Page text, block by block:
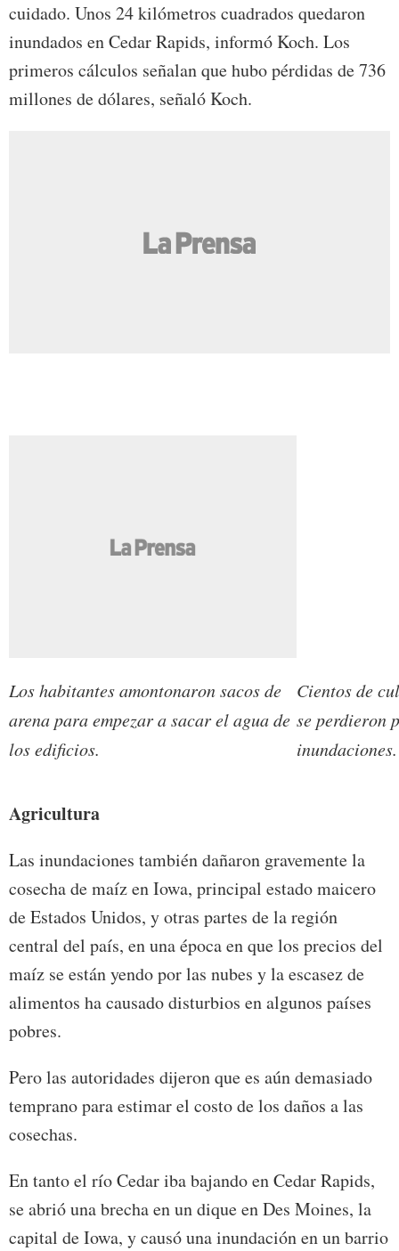
cuidado. Unos 24 kilómetros cuadrados quedaron
inundados en Cedar Rapids, informó Koch. Los
primeros cálculos señalan que hubo pérdidas de 736
millones de dólares, señaló Koch.
Los habitantes amontonaron sacos de
arena para empezar a sacar el agua de
los edificios.
Cientos de
se perdieron
inundaciones.
Agricultura
Las inundaciones también dañaron gravemente la
cosecha de maíz en Iowa, principal estado maicero
de Estados Unidos, y otras partes de la región
central del país, en una época en que los precios del
maíz se están yendo por las nubes y la escasez de
alimentos ha causado disturbios en algunos países
pobres.
Pero las autoridades dijeron que es aún demasiado
temprano para estimar el costo de los daños a las
cosechas.
En tanto el río Cedar iba bajando en Cedar Rapids,
se abrió una brecha en un dique en Des Moines, la
capital de Iowa, y causó una inundación en un barrio